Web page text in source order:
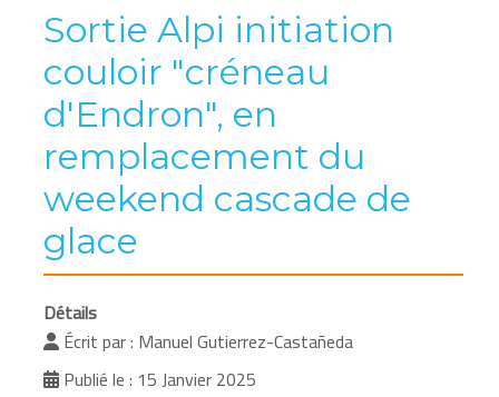
Sortie Alpi initiation
couloir "créneau
d'Endron", en
remplacement du
weekend cascade de
glace
Détails
Écrit par : Manuel Gutierrez-Castañeda
Publié le : 15 Janvier 2025